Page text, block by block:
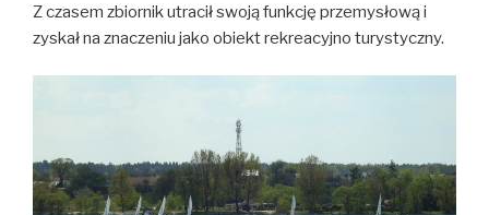
Z czasem zbiornik utracił swoją funkcję przemysłową i
zyskał na znaczeniu jako obiekt rekreacyjno turystyczny.